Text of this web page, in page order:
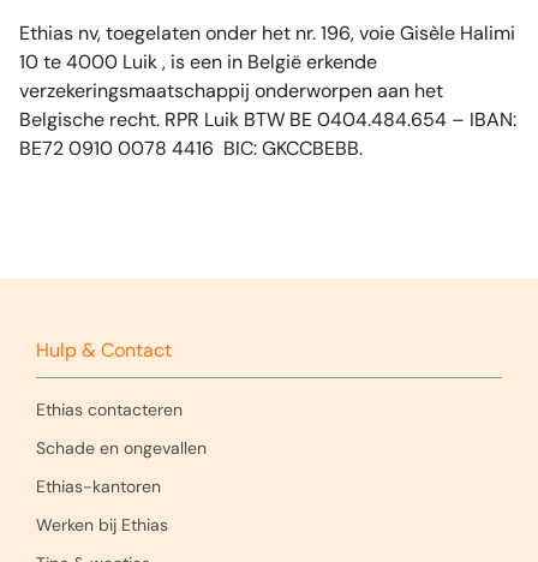
Ethias nv, toegelaten onder het nr. 196, voie Gisèle Halimi
10 te 4000 Luik , is een in België erkende
verzekeringsmaatschappij onderworpen aan het
Belgische recht. RPR Luik BTW BE 0404.484.654 – IBAN:
BE72 0910 0078 4416 BIC: GKCCBEBB.
Hulp & Contact
Ethias contacteren
Schade en ongevallen
Ethias-kantoren
Werken bij Ethias